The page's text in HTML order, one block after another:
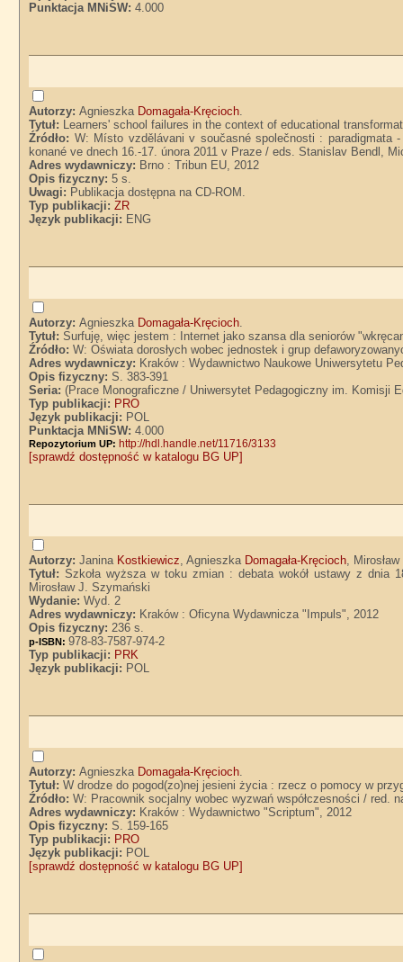
Punktacja MNiSW:4.000
Autorzy:Agnieszka Domagała-Kręcioch.
Tytuł: Learners' school failures in the context of educational
Źródło: W: Místo vzdělávani v současné společnosti : paradigmata
konané ve dnech 16.-17. února 2011 v Praze / eds. Stanislav Bendl,
Adres wydawniczy: Brno : Tribun EU, 2012
Opis fizyczny:5 s.
Uwagi: Publikacja dostępna na CD-ROM.
Typ publikacji:ZR
Język publikacji: ENG
Autorzy:Agnieszka Domagała-Kręcioch.
Tytuł:Surfuję, więc jestem : Internet jako szansa dla seniorów
Źródło:W: Oświata dorosłych wobec jednostek i grup
Adres wydawniczy: Kraków : Wydawnictwo Naukowe Uniwersytetu
Opis fizyczny:S. 383-391
Seria:(Prace Monograficzne / Uniwersytet Pedagogiczny im. Komisji
Typ publikacji: PRO
Język publikacji: POL
Punktacja MNiSW:4.000
Repozytorium UP: http://hdl.handle.net/11716/3133
[sprawdź dostępność w katalogu BG UP]
Autorzy:Janina Kostkiewicz, Agnieszka Domagała-Kręcioch,
Tytuł:Szkoła wyższa w toku zmian : debata wokół ustawy z dnia
Mirosław J. Szymański
Wydanie:Wyd. 2
Adres wydawniczy: Kraków : Oficyna Wydawnicza "Impuls", 2012
Opis fizyczny:236 s.
p-ISBN:978-83-7587-974-2
Typ publikacji: PRK
Język publikacji: POL
Autorzy:Agnieszka Domagała-Kręcioch.
Tytuł:W drodze do pogod(zo)nej jesieni życia : rzecz o pomocy w
Źródło:W: Pracownik socjalny wobec wyzwań współczesności / red.
Adres wydawniczy: Kraków : Wydawnictwo "Scriptum", 2012
Opis fizyczny:S. 159-165
Typ publikacji: PRO
Język publikacji: POL
[sprawdź dostępność w katalogu BG UP]